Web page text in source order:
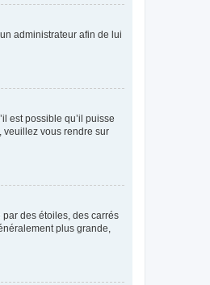
administrateur afin de lui
est possible qu’il puisse
veuillez vous rendre sur
des étoiles, des carrés
plus grande,